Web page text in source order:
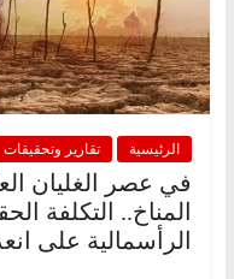
الرئيسية تقارير وتحقيقات
في عصر الغليان
المناخ.. التكلفة
الرأسمالية على